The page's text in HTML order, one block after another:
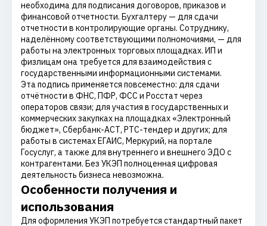
необходима для подписания договоров, приказов и
финансовой отчетности. Бухгалтеру — для сдачи
отчетности в контролирующие органы. Сотруднику,
наделённому соответствующими полномочиями, — для
работы на электронных торговых площадках. ИП и
физлицам она требуется для взаимодействия с
государственными информационными системами.
Эта подпись применяется повсеместно: для сдачи
отчётности в ФНС, ПФР, ФСС и Росстат через
операторов связи; для участия в государственных и
коммерческих закупках на площадках «Электронный
бюджет», Сбербанк-АСТ, РТС-тендер и других; для
работы в системах ЕГАИС, Меркурий, на портале
Госуслуг, а также для внутреннего и внешнего ЭДО с
контрагентами. Без УКЭП полноценная цифровая
деятельность бизнеса невозможна.
Особенности получения и
использования
Для оформления УКЭП потребуется стандартный пакет